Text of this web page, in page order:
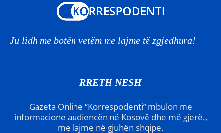
Ju lidh me botën vetëm me lajme të zgjedhura!
RRETH NESH
Gazeta Online “Korrespodenti” mbulon me
informacione audiencën në Kosovë dhe më gjerë.,
me lajme në gjuhën shqipe.